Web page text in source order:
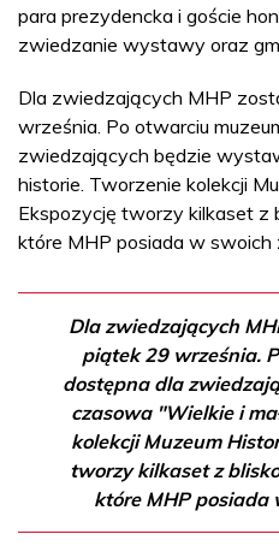
para prezydencka i goście
zwiedzanie wystawy oraz
Dla zwiedzających MHP
września. Po otwarciu
zwiedzających będzie
historie. Tworzenie kolekcji
Ekspozycję tworzy kilkaset z
które MHP posiada w swoich
Dla zwiedzających
piątek 29 września.
dostępna dla
czasowa "Wielkie i
kolekcji Muzeum
tworzy kilkaset z
które MHP posiada